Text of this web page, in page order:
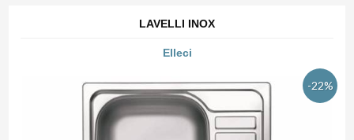
LAVELLI INOX
Elleci
-22%